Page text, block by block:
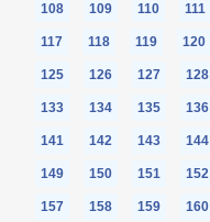
108 109 110 111
117 118 119 120
125 126 127 128
133 134 135 136
141 142 143 144
149 150 151 152
157 158 159 160